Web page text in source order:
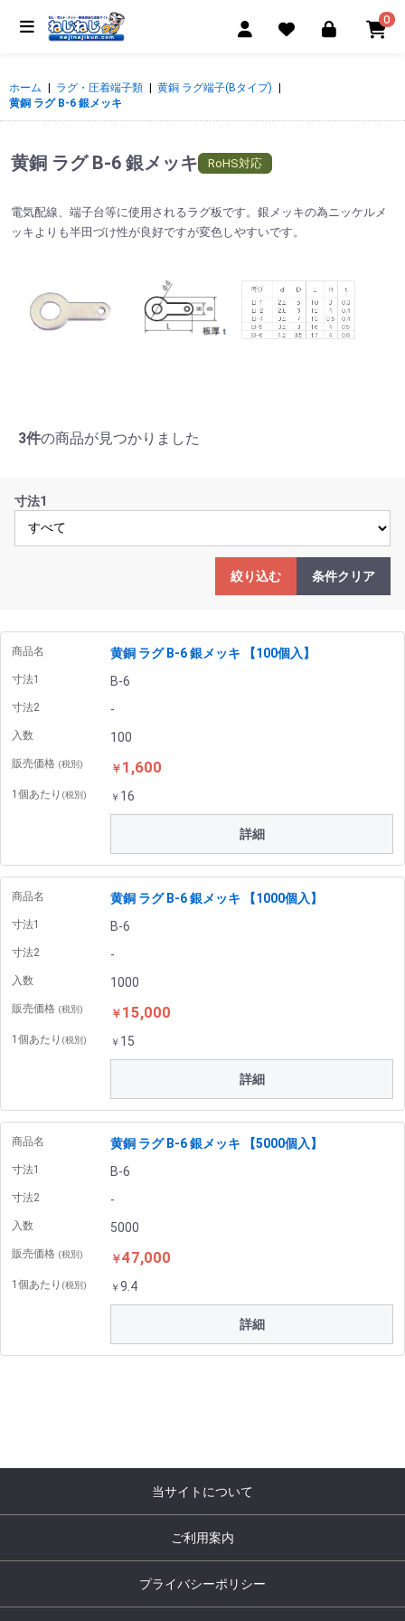
0
ホーム ラグ・圧着端子類 黄銅 ラグ端子(Bタイプ)
黄銅 ラグ B-6 銀メッキ
黄銅 ラグ B-6 銀メッキ RoHS対応
電気配線、端子台等に使用されるラグ板です。銀メッキの為ニッケルメ
ッキよりも半田づけ性が良好ですが変色しやすいです。
3件の商品が見つかりました
寸法1
絞り込む 条件クリア
商品名 黄銅 ラグ B-6 銀メッキ 【100個入】
寸法1 B-6
寸法2 -
入数 100
販売価格 (税別) ￥ 1,600
1個あたり (税別) ￥ 16
詳細
商品名 黄銅 ラグ B-6 銀メッキ 【1000個入】
寸法1 B-6
寸法2 -
入数 1000
販売価格 (税別) ￥ 15,000
1個あたり (税別) ￥ 15
詳細
商品名 黄銅 ラグ B-6 銀メッキ 【5000個入】
寸法1 B-6
寸法2 -
入数 5000
販売価格 (税別) ￥47,000
1個あたり (税別) ￥9.4
詳細
当サイトについて
ご利用案内
プライバシーポリシー